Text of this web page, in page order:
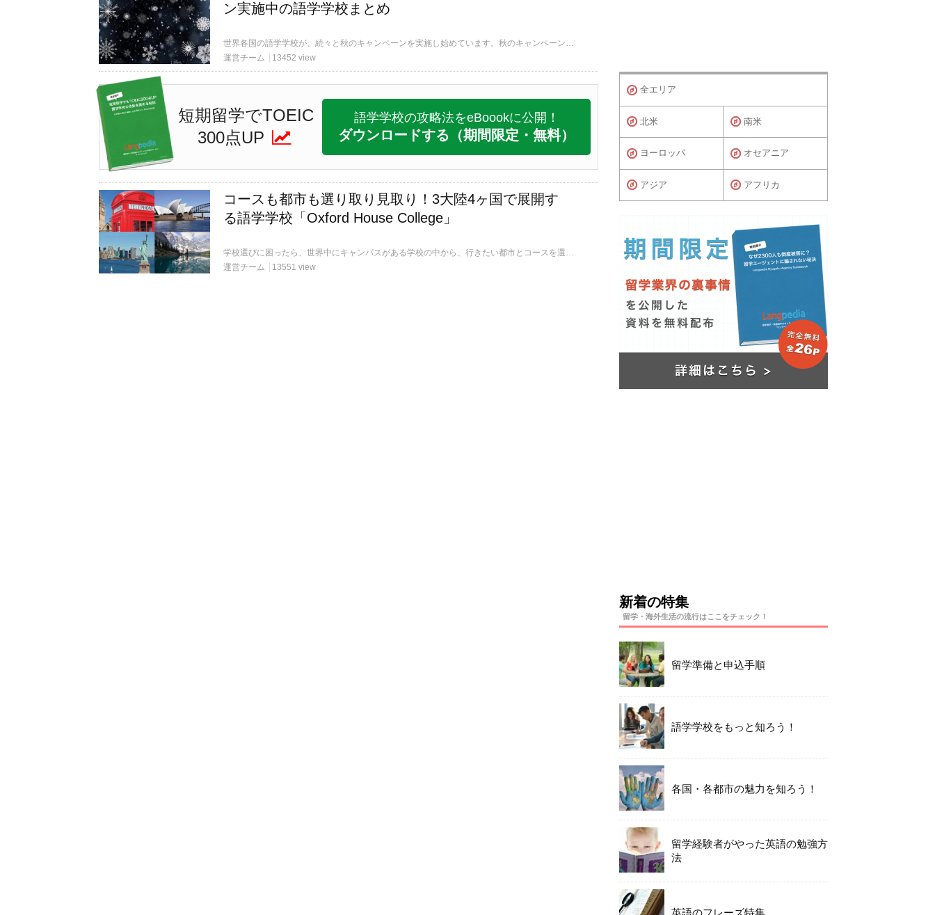
ン実施中の語学学校まとめ
世界各国の語学学校が、続々と秋のキャンペーンを実施し始めています。秋のキャンペーンを実施中の学校を一挙ご紹介します。学校からキャンペーン情報が届き次第、随時更新していきます。お目当ての学校がキャンペーンを行っていないか要チェック！
運営チーム
13452 view
短期留学でTOEIC
300点UP
語学学校の攻略法をeBoookに公開！
ダウンロードする （期間限定・無料）
コースも都市も選り取り見取り！3大陸4ヶ国で展開す
る語学学校「Oxford House College」
学校選びに困ったら、世界中にキャンパスがある学校の中から、行きたい都市とコースを選ぶのも一つの手です。今回は、世界中にキャンパスがる学校の魅力に迫ります。
運営チーム
13551 view
全エリア
北米 南米
ヨーロッパ オセアニア
アジア アフリカ
新着の特集
留学・海外生活の流行はここをチェック！
留学準備と申込手順
語学学校をもっと知ろう！
各国・各都市の魅力を知ろう！
留学経験者がやった英語の勉強方
法